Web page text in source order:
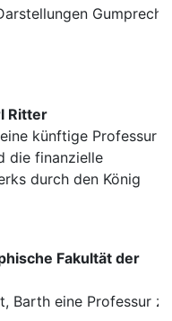
Ritter
künftige Professur
die finanzielle
durch den König
Fakultät der
Barth eine Professur zu